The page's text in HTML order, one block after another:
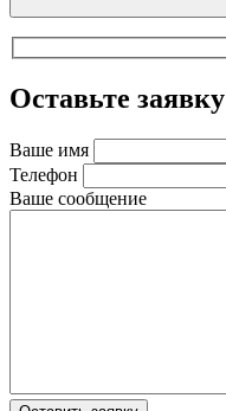
Оставьте заявку
Ваше имя
Телефон
Ваше сообщение